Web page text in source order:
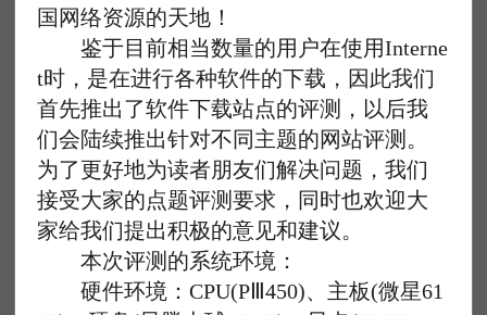
国网络资源的天地！
鉴于目前相当数量的用户在使用Interne
t时，是在进行各种软件的下载，因此我们
首先推出了软件下载站点的评测，以后我
们会陆续推出针对不同主题的网站评测。
为了更好地为读者朋友们解决问题，我们
接受大家的点题评测要求，同时也欢迎大
家给我们提出积极的意见和建议。
本次评测的系统环境：
硬件环境：CPU(PⅢ450)、主板(微星61